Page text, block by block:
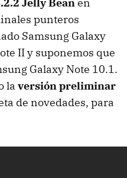
punteros
Samsung Galaxy
II y suponemos que
Galaxy Note 10.1.
la versión preliminar
de novedades, para